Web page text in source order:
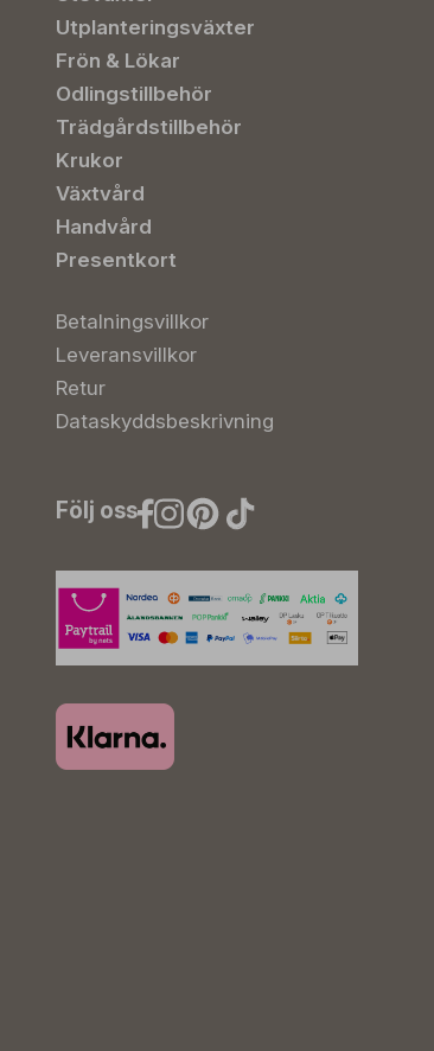
Utplanteringsväxter
Frön & Lökar
Odlingstillbehör
Trädgårdstillbehör
Krukor
Växtvård
Handvård
Presentkort
Betalningsvillkor
Leveransvillkor
Retur
Dataskyddsbeskrivning
Följ oss